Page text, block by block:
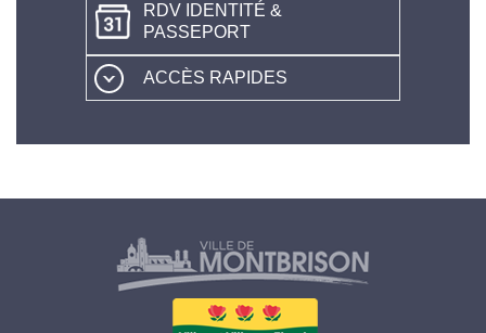
RDV IDENTITÉ &
PASSEPORT
ACCÈS RAPIDES